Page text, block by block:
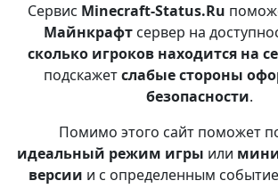
Сервис Minecraft-Status.Ru
Майнкрафтсервер на
сколько игроков находится на
подскажетслабые стороны
безопасности.
Помимо этого сайт поможет
идеальный режим игры или
версии и с определенным